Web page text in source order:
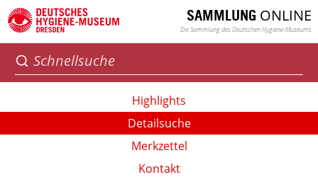
SAMMLUNG ONLINE
Die Sammlung des Deutschen Hygiene-Museums
Highlights
Detailsuche
Merkzettel
Kontakt